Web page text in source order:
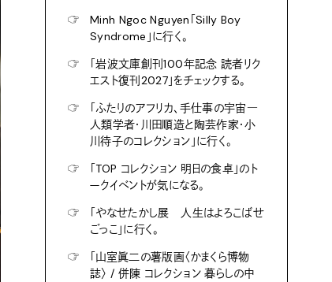
☞
Minh Ngoc Nguyen「Silly Boy
Syndrome」に行く。
☞
「岩波文庫創刊100年記念 読者リク
エスト復刊2027」をチェックする。
☞
「ふたりのアフリカ、手仕事の宇宙―
人類学者・川田順造と陶芸作家・小
川待子のコレクション」に行く。
☞
「TOP コレクション 明日の食卓」のト
ークイベントが気になる。
☞
「やなせたかし展 人生はよろこばせ
ごっこ」に行く。
☞
「山室眞二の薯版画〈かまくら博物
誌〉 / 併陳 コレクション 暮らしの中